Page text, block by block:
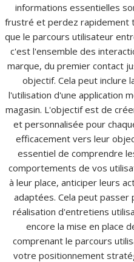
informations essentielles
frustré et perdez rapidement
que le parcours utilisateur
c'est l'ensemble des
marque, du premier contact
objectif. Cela peut inclure
l'utilisation d'une application
magasin. L'objectif est de
et personnalisée pour
efficacement vers leur
essentiel de comprendre
comportements de vos
à leur place, anticiper leurs
adaptées. Cela peut passer
réalisation d'entretiens
encore la mise en place
comprenant le parcours
votre positionnement